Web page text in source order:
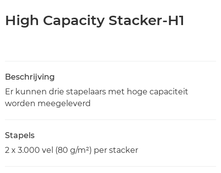
High Capacity Stacker-H1
Beschrijving
Er kunnen drie stapelaars met hoge capaciteit
worden meegeleverd
Stapels
2 x 3.000 vel (80 g/m²) per stacker